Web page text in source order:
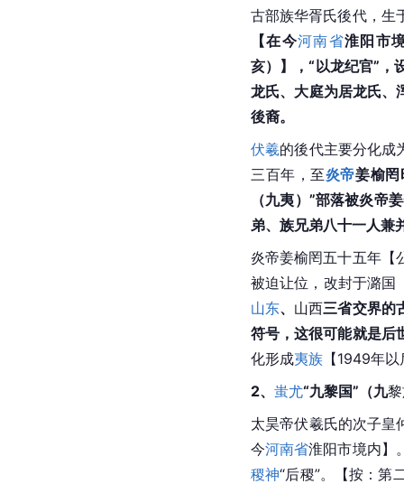
古部族华胥氏後代，生
【在今河南省淮阳市
亥）】，“以龙纪官”，
龙氏、大庭为居龙氏
後裔。
伏羲的後代主要分化成
三百年，至炎帝姜榆
（九夷）”部落被炎帝
弟、族兄弟八十一人兼
炎帝姜榆罔五十五年【
被迫让位，改封于潞国
山东、 山西三省交界的
符号，这很可能就是后
化形成夷族 【1949年
2、 蚩尤“九黎国”（九
太昊帝伏羲氏的次子皇
今河南省淮阳市境内】
稷神“后稷”。【按：第